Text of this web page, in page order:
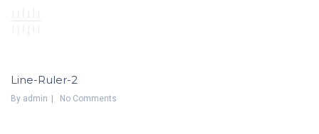
Line-Ruler-2
By Admin No Comments